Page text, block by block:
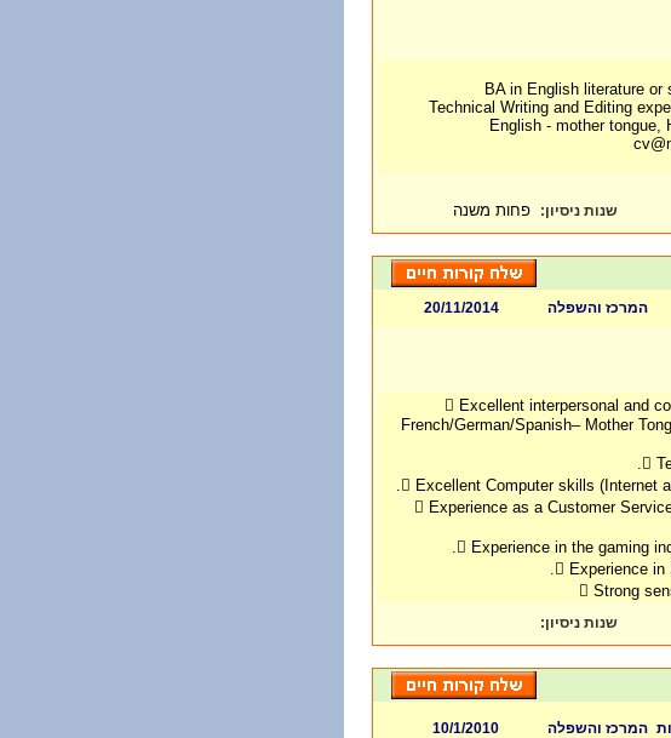
BA in English literature or
Technical Writing and Editing
English - mother tongue,
שנות ניסיון: פחות משנה
המרכז והשפלה
20/11/2014
 Excellent interpersonal and
French/German/Spanish– Mother

 Excellent Computer skills (Internet
 Experience as a Customer
 Experience in the gaming
 Experience in
 Strong
שנות ניסיון:
המרכז והשפלה 10/1/2010